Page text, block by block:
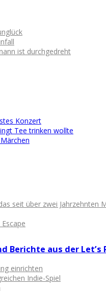
ist durchgedreht
Konzert
Tee trinken wollte
seit über zwei Jahrzehnten
Berichte aus der
einrichten
Indie-Spiel